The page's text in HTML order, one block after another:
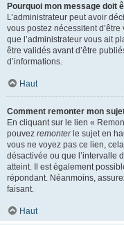
Pourquoi mon message doit
L’administrateur peut avoir
vous postez nécessitent
que l’administrateur vous ait
être validés avant d’être
d’informations.
Haut
Comment remonter mon
En cliquant sur le lien «
pouvez remonterle sujet en
vous ne voyez pas ce lien,
désactivée ou que l’intervalle
atteint. Il est également
répondant. Néanmoins,
faisant.
Haut